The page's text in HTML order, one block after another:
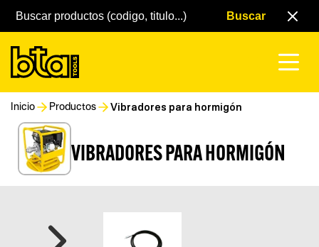
Inicio Productos Vibradores para hormigón
VIBRADORES PARA HORMIGÓN